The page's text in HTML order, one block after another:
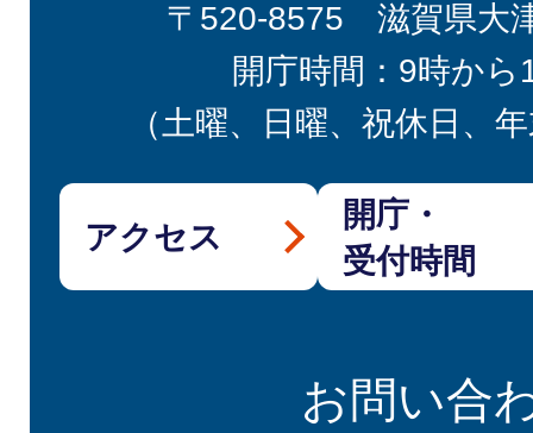
〒520-8575 滋賀県大
開庁時間：9時から
（土曜、日曜、祝休日、
アクセス
開庁・
受付時間
お問い合